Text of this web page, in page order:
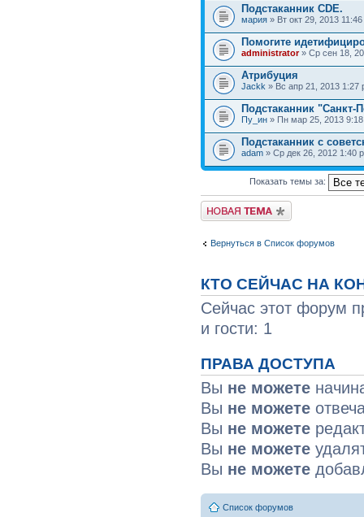
Подстаканник CDE.
мария » Вт окт 29, 2013
Помогите
administrator» Ср сен 18,
Атрибуция
Jackk » Вс апр 21, 2013 1:27
Подстаканник "Санкт-
Пу_ин » Пн мар 25, 2013
Подстаканник с
adam » Ср дек 26, 2012 1:40
Показать темы за:
Вернуться в Список форумов
КТО СЕЙЧАС НА
Сейчас этот форум
и гости: 1
ПРАВА ДОСТУПА
Вы не можете
Вы не можете
Вы не можете
Вы не можете
Вы не можете
Список форумов